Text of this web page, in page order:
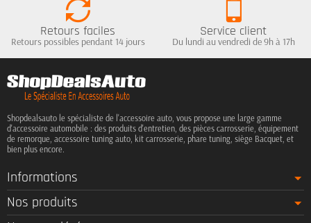
Retours faciles
Retours possibles pendant 14 jours
Service client
Du lundi au vendredi de 9h à 17h
Shopdealsauto le spécialiste de l'accessoire auto, vous propose une large gamme
d'accessoire automobile : des produits d'entretien, des pièces carrosserie, équipement
de remorque, accessoire tuning auto, kit carrosserie, phare tuning, siège Bacquet, et
bien plus encore.
Informations
Nos produits